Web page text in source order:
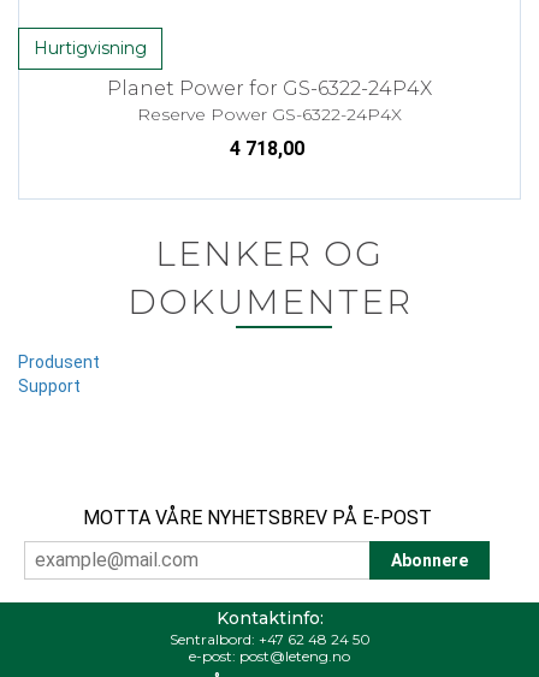
Hurtigvisning
Planet Power for GS-6322-24P4X
Reserve Power GS-6322-24P4X
4 718,00
LENKER OG
DOKUMENTER
Produsent
Support
MOTTA VÅRE NYHETSBREV PÅ E-POST
Kontaktinfo:
Sentralbord: +47 62 48 24 50
e-post: post@leteng.no